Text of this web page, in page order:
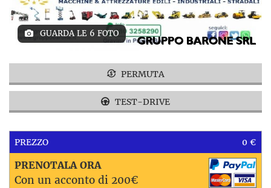
GUARDA LE 6 FOTO
PERMUTA
TEST-DRIVE
PREZZO 0 €
PRENOTALA ORA
Con un acconto di 200€